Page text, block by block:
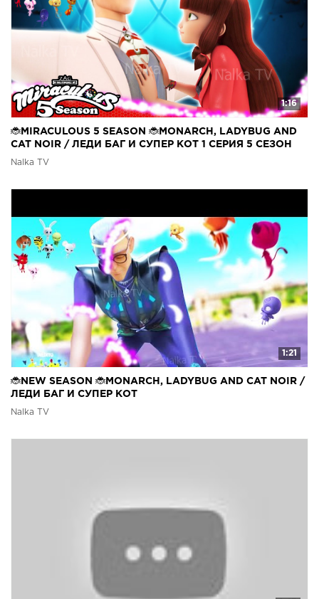
1:16
🐞MIRACULOUS 5 SEASON 🐞MONARCH, LADYBUG AND
CAT NOIR / ЛЕДИ БАГ И СУПЕР КОТ 1 СЕРИЯ 5 СЕЗОН
Nalka TV
1:21
🐞NEW SEASON 🐞MONARCH, LADYBUG AND CAT NOIR /
ЛЕДИ БАГ И СУПЕР КОТ
Nalka TV